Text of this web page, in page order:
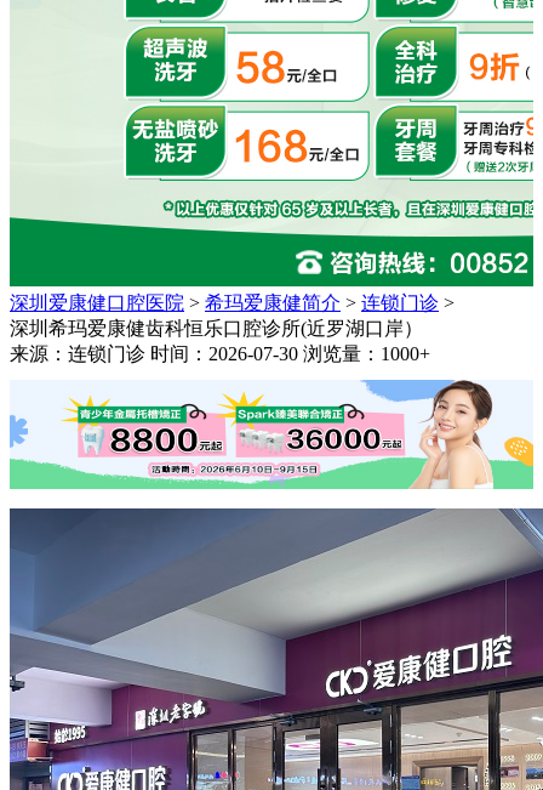
深圳爱康健口腔医院 > 希玛爱康健简介 > 连锁门诊 >
深圳希玛爱康健齿科恒乐口腔诊所(近罗湖口岸）
来源：连锁门诊 时间：2026-07-30 浏览量：1000+